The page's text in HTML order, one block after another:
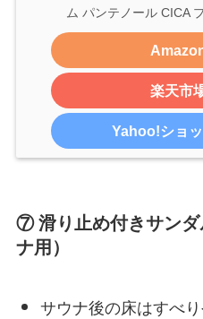
ム パンテノール CICA
楽天市
Yahoo!ショ
⑦ 滑り止め付きサン
ナ用）
サウナ後の床はすべり